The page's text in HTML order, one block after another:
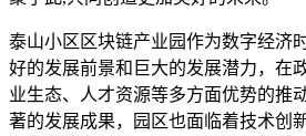
泰山小区区块链产业园作为数字经济
好的发展前景和巨大的发展潜力，在
业生态、人才资源等多方面优势的推
著的发展成果，园区也面临着技术创